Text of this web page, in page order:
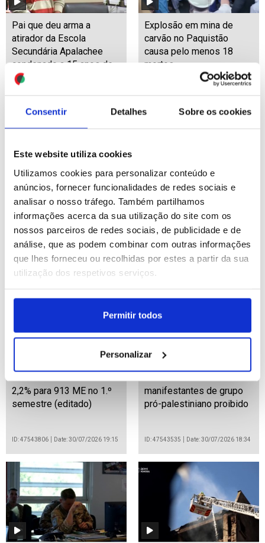
Consentir Detalhes Sobre os cookies
Este website utiliza cookies
Utilizamos cookies para personalizar conteúdo e
anúncios, fornecer funcionalidades de redes sociais e
analisar o nosso tráfego. Também partilhamos
informações acerca da sua utilização do site com os
nossos parceiros de redes sociais, de publicidade e de
análise, que as podem combinar com outras informações
que lhes forneceu ou recolhidas por estes a partir da sua
utilização dos respetivos serviços.
Permitir todos
Personalizar
Pai que deu arma a
atirador da Escola
Secundária Apalachee
condenado a 15 anos de
prisão
Explosão em mina de
carvão no Paquistão
causa pelo menos 18
mortos
Date: 30/07/2026 21:35
Ucrânia: Zelensky alega
que Rússia utilizou míssil
norte-coreano em ataque
ID: 47544603 Date: 30/07/2026 21:21
2,2% para 913 ME no 1.º
semestre (editado)
ID: 47543806 Date: 30/07/2026 19:15
manifestantes de grupo
pró-palestiniano proibido
ID: 47543535 Date: 30/07/2026 18:34